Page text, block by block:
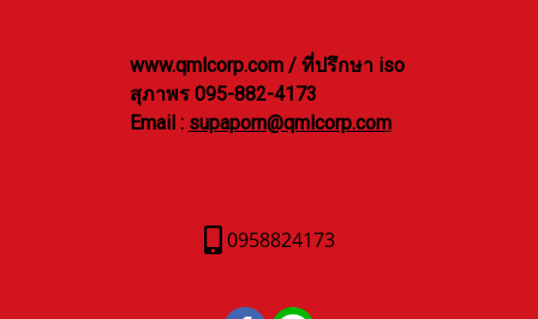
www.qmlcorp.com / ที่ปรึกษา iso
สุภาพร 095-882-4173
Email : supaporn@qmlcorp.com
0958824173